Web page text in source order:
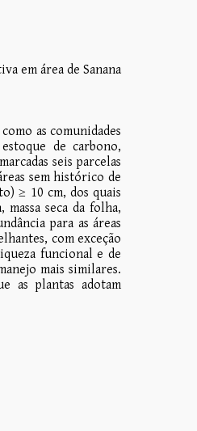
em área de Sanana
as comunidades
de carbono,
seis parcelas
sem histórico de
≥ 10 cm, dos quais
seca da folha,
para as áreas
com exceção
funcional e de
mais similares.
as plantas adotam